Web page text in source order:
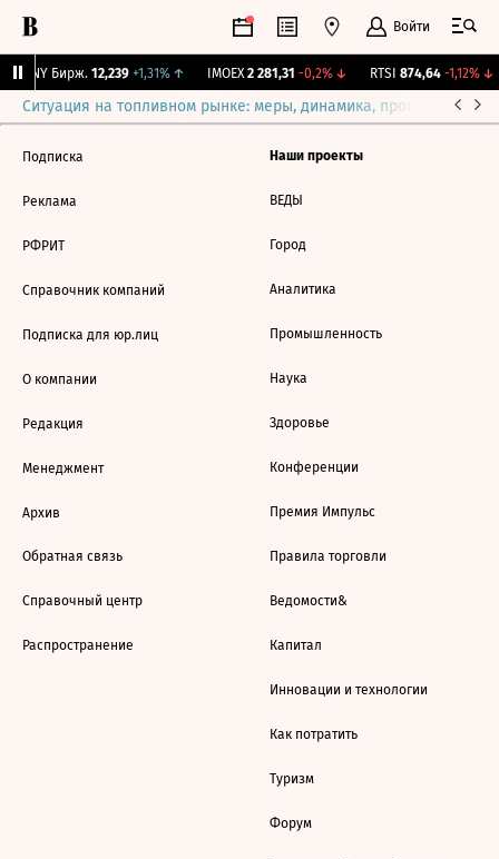
Войти
CNY Бирж. 12,239 +1,31%↑ IMOEX 2 281,31 -0,2%↓ RTSI 874,64 -1,12%↓
Ситуация на топливном рынке: меры, динамика, прогнозы
Подписка
Реклама
РФРИТ
Справочник компаний
Подписка для юр.лиц
О компании
Редакция
Менеджмент
Архив
Обратная связь
Справочный центр
Распространение
Наши проекты
ВЕДЫ
Город
Аналитика
Промышленность
Наука
Здоровье
Конференции
Премия Импульс
Правила торговли
Ведомости&
Капитал
Инновации и технологии
Как потратить
Туризм
Форум